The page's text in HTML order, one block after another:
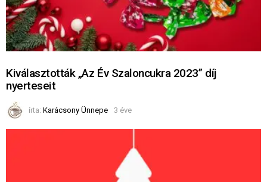
Kiválasztották „Az Év Szaloncukra 2023” díj
nyerteseit
írta: Karácsony Ünnepe 3 éve